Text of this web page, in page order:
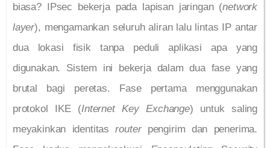
biasa? IPsec bekerja pada lapisan jaringan (network
layer), mengamankan seluruh aliran lalu lintas IP antar
dua lokasi fisik tanpa peduli aplikasi apa yang
digunakan. Sistem ini bekerja dalam dua fase yang
brutal bagi peretas. Fase pertama menggunakan
protokol IKE (Internet Key Exchange) untuk saling
meyakinkan identitasrouterpengirim dan penerima.